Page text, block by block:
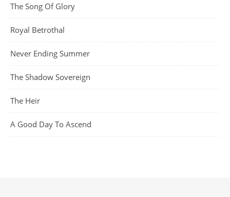
The Song Of Glory
Royal Betrothal
Never Ending Summer
The Shadow Sovereign
The Heir
A Good Day To Ascend